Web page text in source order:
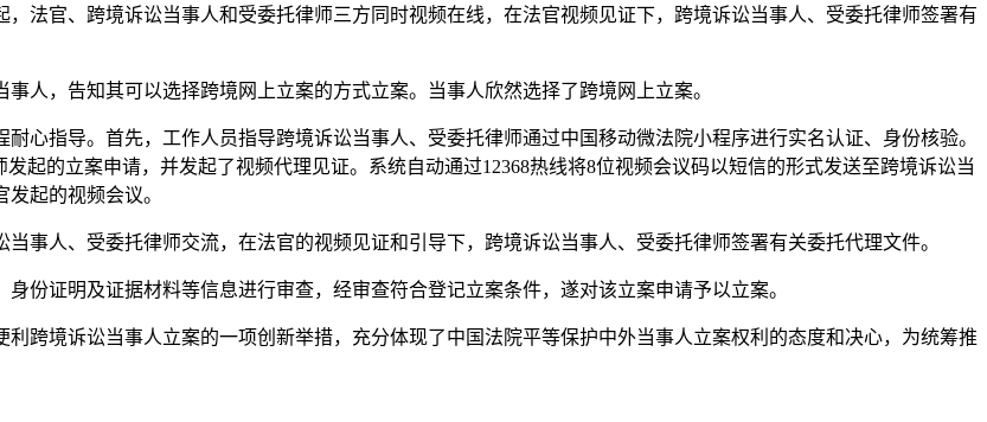
法官、跨境诉讼当事人和受委托律师三方同时视频在线，在法官视频见证下，跨境诉讼当事人、受委托律师签署有
人，告知其可以选择跨境网上立案的方式立案。当事人欣然选择了跨境网上立案。
心指导。首先，工作人员指导跨境诉讼当事人、受委托律师通过中国移动微法院小程序进行实名认证、身份核验。
起的立案申请，并发起了视频代理见证。系统自动通过12368热线将8位视频会议码以短信的形式发送至跨境诉讼当
起的视频会议。
事人、受委托律师交流，在法官的视频见证和引导下，跨境诉讼当事人、受委托律师签署有关委托代理文件。
份证明及证据材料等信息进行审查，经审查符合登记立案条件，遂对该立案申请予以立案。
跨境诉讼当事人立案的一项创新举措，充分体现了中国法院平等保护中外当事人立案权利的态度和决心，为统筹推